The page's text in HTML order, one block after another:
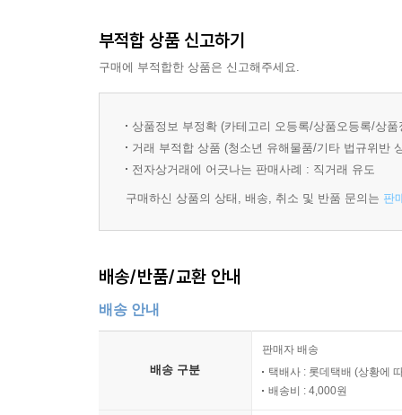
부적합 상품 신고하기
구매에 부적합한 상품은 신고해주세요.
상품정보 부정확 (카테고리 오등록/상품오등록/상
거래 부적합 상품 (청소년 유해물품/기타 법규위반
전자상거래에 어긋나는 판매사례 : 직거래 유도
구매하신 상품의 상태, 배송, 취소 및 반품 문의는 판
배송/반품/교환 안내
배송 안내
배송 구분
판매자 배송
택배사 : 롯데택배 (상황에
배송비 : 4,000원